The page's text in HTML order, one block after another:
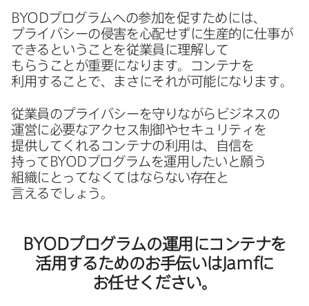
BYODプログラムへの​参加を​促すためには、​
プライバシーの​侵害を​心配せずに​生産的に​仕事が​
できると​いう​ことを​従業員に​理解して​
もらうことが​重要に​なります。​コンテナを​
利用する​ことで、​まさに​それが​可能に​なります。
従業員の​プライバシーを​守りながら​ビジネスの​
運営に​必要な​アクセス制御や​セキュリティを​
提供してくれる​コンテナの​利用は、​自信を​
持って BYODプログラムを​運用したいと​願う​
組織に​とってなくてはならない​存在と​
言えるでしょう。
BYODプログラムの​運用に​コンテナを​
活用する​ための​お手伝いはJamfに​
お任せください。